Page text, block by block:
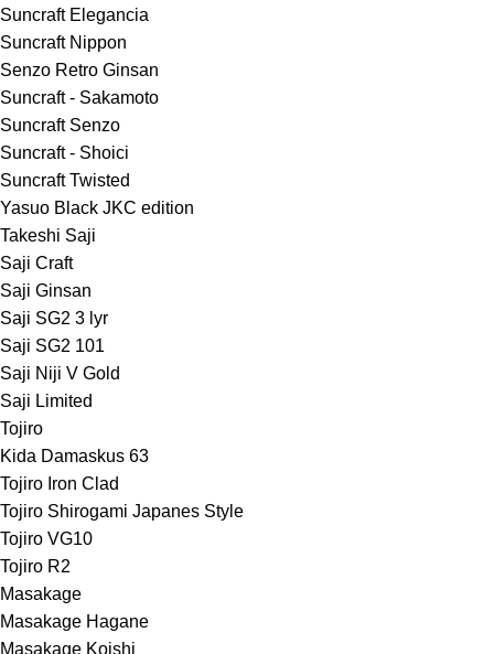
Suncraft Elegancia
Suncraft Nippon
Senzo Retro Ginsan
Suncraft - Sakamoto
Suncraft Senzo
Suncraft - Shoici
Suncraft Twisted
Yasuo Black JKC edition
Takeshi Saji
Saji Craft
Saji Ginsan
Saji SG2 3 lyr
Saji SG2 101
Saji Niji V Gold
Saji Limited
Tojiro
Kida Damaskus 63
Tojiro Iron Clad
Tojiro Shirogami Japanes Style
Tojiro VG10
Tojiro R2
Masakage
Masakage Hagane
Masakage Koishi